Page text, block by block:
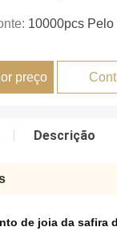
10000pcs Pelo
preço
Descrição
de joia da safira